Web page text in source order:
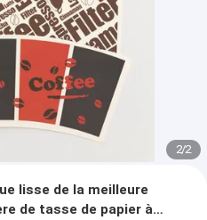
2/2
lisse de la meilleure
de tasse de papier à